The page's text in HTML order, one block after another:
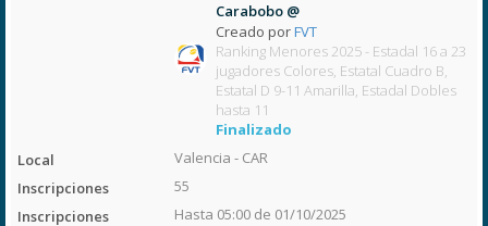
Carabobo @
Creado porFVT
Ranking Menores 2025 - Estadal 16 a 23
jugadores Colores, Estatal Cuadro B,
Estatal D 9-11 Amarilla, Estadal Dobles
hasta 11
Finalizado
Valencia - CAR
55
Hasta 05:00 de 01/10/2025